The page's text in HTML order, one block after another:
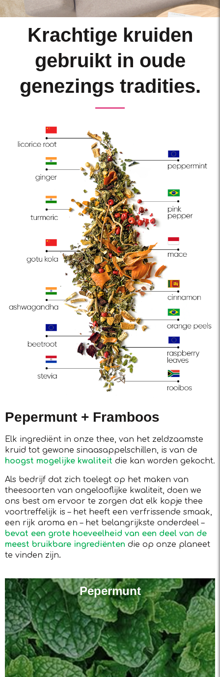
Krachtige kruiden
gebruikt in oude
genezings tradities.
Pepermunt + Framboos
Elk ingrediënt in onze thee, van het zeldzaamste
kruid tot gewone sinaasappelschillen, is van de
hoogst mogelijke kwaliteit die kan worden gekocht.
Als bedrijf dat zich toelegt op het maken van
theesoorten van ongelooflijke kwaliteit, doen we
ons best om ervoor te zorgen dat elk kopje thee
voortreffelijk is – het heeft een verfrissende smaak,
een rijk aroma en – het belangrijkste onderdeel –
bevat een grote hoeveelheid van een deel van de
meest bruikbare ingrediënten die op onze planeet
te vinden zijn.
Pepermunt